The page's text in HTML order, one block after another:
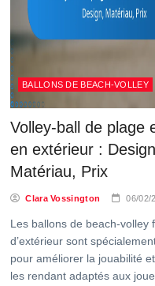
BALLONS DE BEACH-VOLLEY
Volley-ball de plage
en extérieur :
Matériau, Prix
Clara Vossington 06/02/
Les ballons de beach-volley
d’extérieur sont
pour améliorer la jouabilité
les rendant adaptés aux